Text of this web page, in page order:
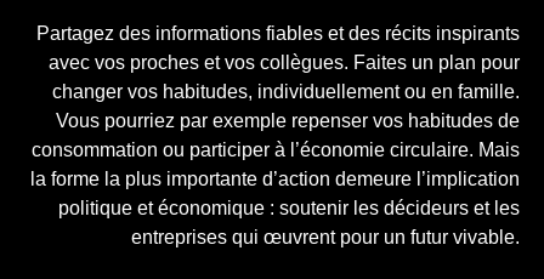
Partagez des informations fiables et des récits inspirants
avec vos proches et vos collègues. Faites un plan pour
changer vos habitudes, individuellement ou en famille.
Vous pourriez par exemple repenser vos habitudes de
consommation ou participer à l’économie circulaire. Mais
la forme la plus importante d’action demeure l’implication
politique et économique : soutenir les décideurs et les
entreprises qui œuvrent pour un futur vivable.